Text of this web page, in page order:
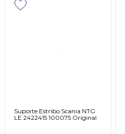
Suporte Estribo Scania NTG
LE 2422415 100075 Original